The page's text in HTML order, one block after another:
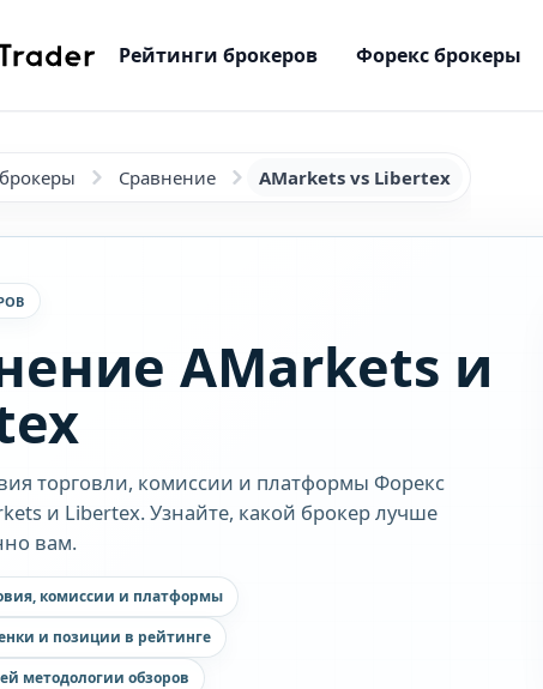
Рейтинги брокеров Форекс брокеры
Сравнение AMarkets vs Libertex
AMarkets и
торговли, комиссии и платформы Форекс
и Libertex. Узнайте, какой брокер лучше
вам.
комиссии и платформы
и позиции в рейтинге
методологии обзоров